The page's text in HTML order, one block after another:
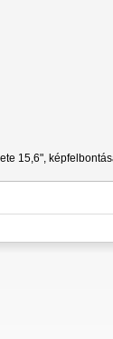
15,6",